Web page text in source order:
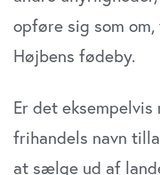
opføre sig som
Højbens fødeby.
Er det
frihandels navn
at sælge ud af